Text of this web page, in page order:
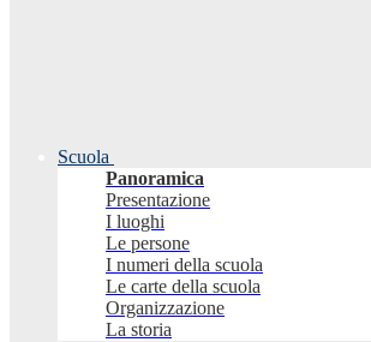
Scuola
Panoramica
Presentazione
I luoghi
Le persone
I numeri della scuola
Le carte della scuola
Organizzazione
La storia